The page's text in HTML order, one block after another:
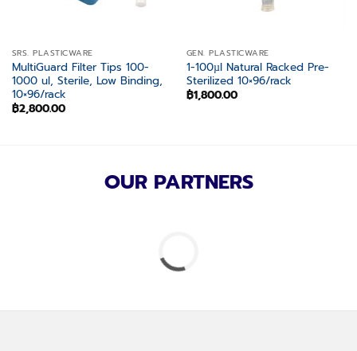
SRS. PLASTICWARE
MultiGuard Filter Tips 100-
1000 ul, Sterile, Low Binding,
10×96/rack
฿2,800.00
GEN. PLASTICWARE
1-100µl Natural Racked Pre-
Sterilized 10×96/rack
฿1,800.00
OUR PARTNERS